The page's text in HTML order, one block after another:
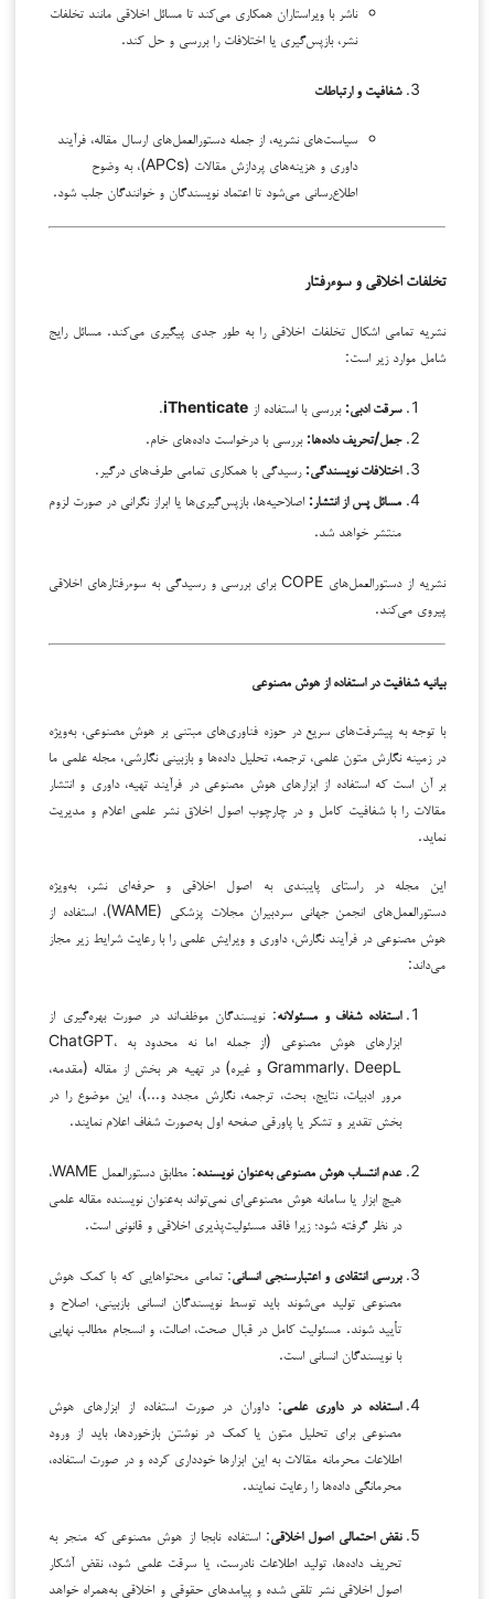
ناشر با ویراستاران همکاری می‌کند تا مسائل اخلاقی مانند تخلفات
نشر، بازپس‌گیری یا اختلافات را بررسی و حل کند.
شفافیت و ارتباطات
سیاست‌های نشریه، از جمله دستورالعمل‌های ارسال مقاله، فرآیند
داوری و هزینه‌های پردازش مقالات (APCs)، به وضوح
اطلاع‌رسانی می‌شود تا اعتماد نویسندگان و خوانندگان جلب شود.
تخلفات اخلاقی و سوءرفتار
نشریه تمامی اشکال تخلفات اخلاقی را به طور جدی پیگیری می‌کند. مسائل رایج
شامل موارد زیر است:
سرقت ادبی: بررسی با استفاده از iThenticate
.
جعل/تحریف داده‌ها: بررسی با درخواست داده‌های خام.
اختلافات نویسندگی: رسیدگی با همکاری تمامی طرف‌های درگیر.
مسائل پس از انتشار: اصلاحیه‌ها، بازپس‌گیری‌ها یا ابراز نگرانی در صورت لزوم
منتشر خواهد شد.
نشریه از دستورالعمل‌های COPE برای بررسی و رسیدگی به سوءرفتارهای اخلاقی
پیروی می‌کند.
بیانیه شفافیت در استفاده از هوش مصنوعی
با توجه به پیشرفت‌های سریع در حوزه فناوری‌های مبتنی بر هوش مصنوعی، به‌ویژه
در زمینه نگارش متون علمی، ترجمه، تحلیل داده‌ها و بازبینی نگارشی، مجله علمی ما
بر آن است که استفاده از ابزارهای هوش مصنوعی در فرآیند تهیه، داوری و انتشار
مقالات را با شفافیت کامل و در چارچوب اصول اخلاق نشر علمی اعلام و مدیریت
نماید.
این مجله در راستای پایبندی به اصول اخلاقی و حرفه‌ای نشر، به‌ویژه
دستورالعمل‌های انجمن جهانی سردبیران مجلات پزشکی (WAME)، استفاده از
هوش مصنوعی در فرآیند نگارش، داوری و ویرایش علمی را با رعایت شرایط زیر مجاز
می‌داند:
استفاده شفاف و مسئولانه: نویسندگان موظف‌اند در صورت بهره‌گیری از
ابزارهای هوش مصنوعی (از جمله اما نه محدود به ChatGPT،
Grammarly، DeepL و غیره) در تهیه هر بخش از مقاله (مقدمه،
مرور ادبیات، نتایج، بحث، ترجمه، نگارش مجدد و...)، این موضوع را در
بخش تقدیر و تشکر یا پاورقی صفحه اول به‌صورت شفاف اعلام نمایند.
عدم انتساب هوش مصنوعی به‌عنوان نویسنده
: مطابق دستورالعمل WAME،
هیچ ابزار یا سامانه هوش مصنوعی‌ای نمی‌تواند به‌عنوان نویسنده مقاله علمی
در نظر گرفته شود؛ زیرا فاقد مسئولیت‌پذیری اخلاقی و قانونی است.
بررسی انتقادی و اعتبارسنجی انسانی: تمامی محتواهایی که با کمک هوش
مصنوعی تولید می‌شوند باید توسط نویسندگان انسانی بازبینی، اصلاح و
تأیید شوند. مسئولیت کامل در قبال صحت، اصالت، و انسجام مطالب نهایی
با نویسندگان انسانی است.
استفاده در داوری علمی: داوران در صورت استفاده از ابزارهای هوش
مصنوعی برای تحلیل متون یا کمک در نوشتن بازخوردها، باید از ورود
اطلاعات محرمانه مقالات به این ابزارها خودداری کرده و در صورت استفاده،
محرمانگی داده‌ها را رعایت نمایند.
نقض احتمالی اصول اخلاقی: استفاده نابجا از هوش مصنوعی که منجر به
تحریف داده‌ها، تولید اطلاعات نادرست، یا سرقت علمی شود، نقض آشکار
اصول اخلاقی نشر تلقی شده و پیامدهای حقوقی و اخلاقی به‌همراه خواهد